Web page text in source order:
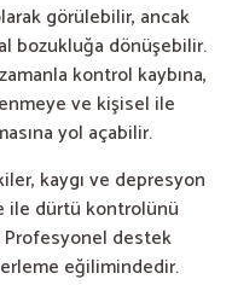
görülebilir, ancak
bozukluğa dönüşebilir.
kontrol kaybına,
ve kişisel ile
yol açabilir.
kaygı ve depresyon
ile dürtü kontrolünü
destek
eğilimindedir.